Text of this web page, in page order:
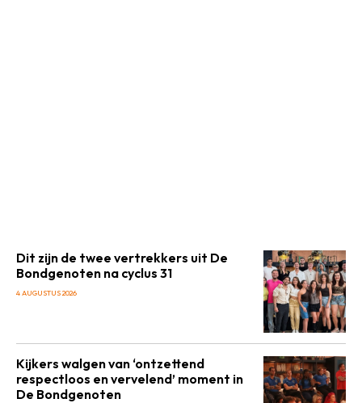
Dit zijn de twee vertrekkers uit De
Bondgenoten na cyclus 31
4 AUGUSTUS 2026
Kijkers walgen van ‘ontzettend
respectloos en vervelend’ moment in
De Bondgenoten